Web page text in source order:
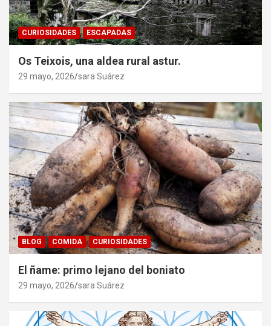
CURIOSIDADES ESCAPADAS
Os Teixois, una aldea rural astur.
29 mayo, 2026 sara Suárez
BLOG COMIDA CURIOSIDADES
El ñame: primo lejano del boniato
29 mayo, 2026 sara Suárez